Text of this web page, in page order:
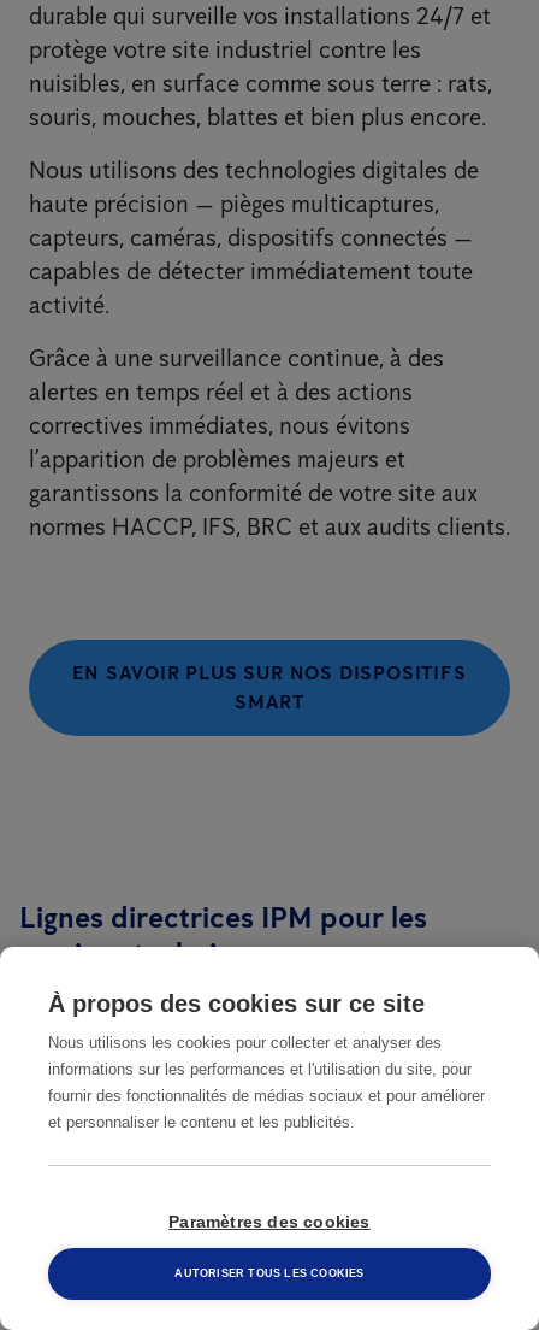
durable qui surveille vos installations 24/7 et
protège votre site industriel contre les
nuisibles, en surface comme sous terre : rats,
souris, mouches, blattes et bien plus encore.
Nous utilisons des technologies digitales de
haute précision — pièges multicaptures,
capteurs, caméras, dispositifs connectés —
capables de détecter immédiatement toute
activité.
Grâce à une surveillance continue, à des
alertes en temps réel et à des actions
correctives immédiates, nous évitons
l’apparition de problèmes majeurs et
garantissons la conformité de votre site aux
normes HACCP, IFS, BRC et aux audits clients.
EN SAVOIR PLUS SUR NOS DISPOSITIFS
SMART
Lignes directrices IPM pour les
services techniques
Un plan de Gestion Intégrée des Nuisibles (IPM) doit
être efficace, traçable et aussi respectueux de
l’environnement que possible. Dans un site industriel, il
doit garantir une protection durable tout en restant
L’objectif est de disposer d’un système fiable et
robuste, capable d’offrir la tranquillité d’esprit
nécessaire pour se concentrer sur votre cœur
À propos des cookies sur ce site
Nous utilisons les cookies pour collecter et analyser des
informations sur les performances et l'utilisation du site, pour
fournir des fonctionnalités de médias sociaux et pour améliorer
et personnaliser le contenu et les publicités.
Paramètres des cookies
AUTORISER TOUS LES COOKIES